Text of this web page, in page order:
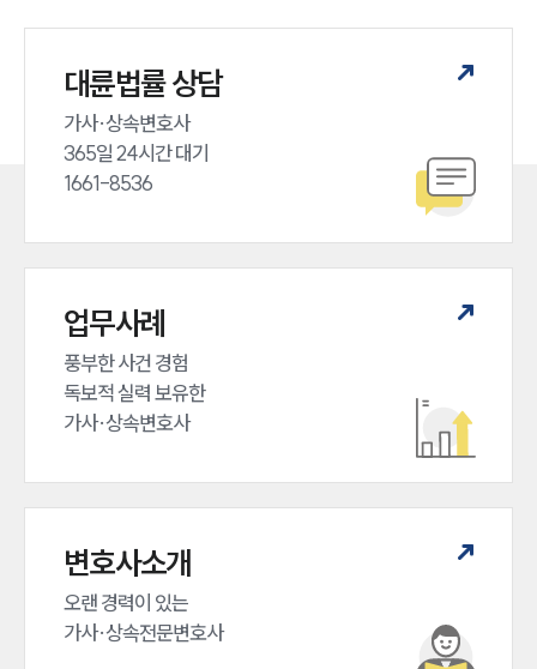
대륜법률 상담
가사·상속변호사
365일 24시간 대기
1661-8536
업무사례
풍부한 사건 경험
독보적 실력 보유한
가사·상속변호사
변호사소개
오랜 경력이 있는
가사·상속전문변호사